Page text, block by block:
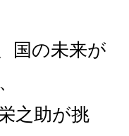
国の未来が
之助が挑